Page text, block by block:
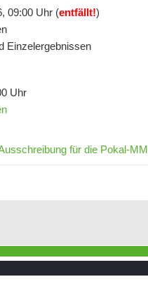
09:00 Uhr (entfällt!)
Einzelergebnissen
Uhr
für die Pokal-MM